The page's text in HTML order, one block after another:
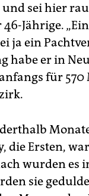
sei hier
46-Jährige.
ja ein
habe er in
für
die Ersten,
wurden es
sie